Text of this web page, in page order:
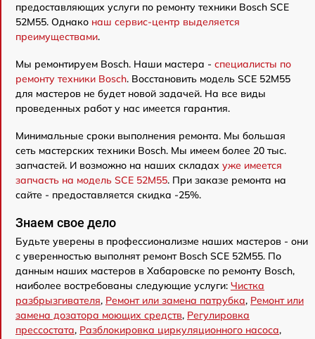
предоставляющих услуги по ремонту техники Bosch SCE
52M55. Однако наш сервис-центр выделяется
преимуществами.
Мы ремонтируем Bosch. Наши мастера - специалисты по
ремонту техники Bosch. Восстановить модель SCE 52M55
для мастеров не будет новой задачей. На все виды
проведенных работ у нас имеется гарантия.
Минимальные сроки выполнения ремонта. Мы большая
сеть мастерских техники Bosch. Мы имеем более 20 тыс.
запчастей. И возможно на наших складах уже имеется
запчасть на модель SCE 52M55. При заказе ремонта на
сайте - предоставляется скидка -25%.
Знаем свое дело
Будьте уверены в профессионализме наших мастеров - они
с уверенностью выполнят ремонт Bosch SCE 52M55. По
данным наших мастеров в Хабаровске по ремонту Bosch,
наиболее востребованы следующие услуги: Чистка
разбрызгивателя, Ремонт или замена патрубка, Ремонт или
замена дозатора моющих средств, Регулировка
прессостата, Разблокировка циркуляционного насоса,